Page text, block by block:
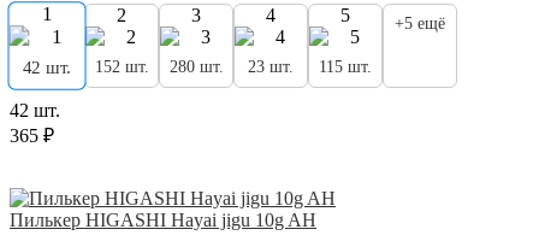
1
42 шт.
2
152 шт.
3
280 шт.
4
23 шт.
5
115 шт.
+5 ещё
42 шт.
365 ₽
Пилькер HIGASHI Hayai jigu 10g AH